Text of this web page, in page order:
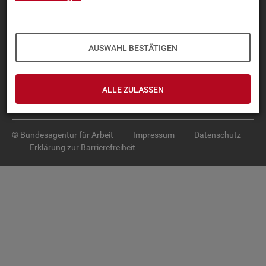
AUSWAHL BESTÄTIGEN
ALLE ZULASSEN
TOP-PRO­DUK­TE
SER­VICE
© Bundesagentur für Arbeit Impressum
Datenschutz
Erklärung zur Barrierefreiheit